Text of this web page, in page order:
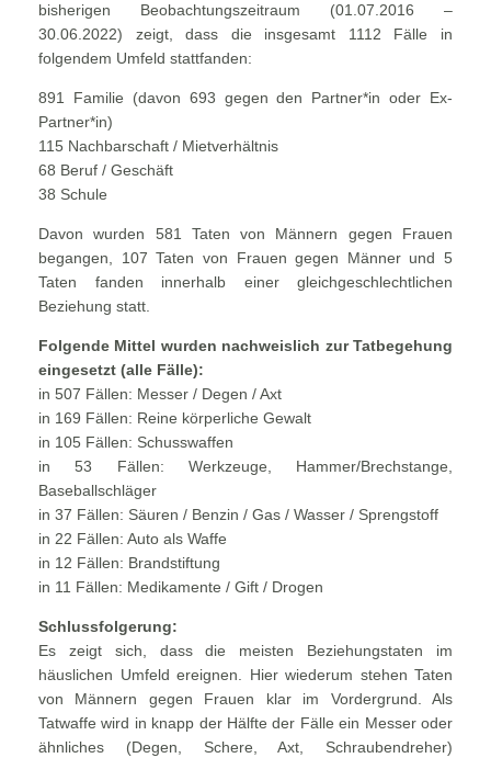
bisherigen Beobachtungszeitraum (01.07.2016 –
30.06.2022) zeigt, dass die insgesamt 1112 Fälle in
folgendem Umfeld stattfanden:
891 Familie (davon 693 gegen den Partner*in oder Ex-
Partner*in)
115 Nachbarschaft / Mietverhältnis
68 Beruf / Geschäft
38 Schule
Davon wurden 581 Taten von Männern gegen Frauen
begangen, 107 Taten von Frauen gegen Männer und 5
Taten fanden innerhalb einer gleichgeschlechtlichen
Beziehung statt.
Folgende Mittel wurden nachweislich zur Tatbegehung
eingesetzt (alle Fälle):
in 507 Fällen: Messer / Degen / Axt
in 169 Fällen: Reine körperliche Gewalt
in 105 Fällen: Schusswaffen
in 53 Fällen: Werkzeuge, Hammer/Brechstange,
Baseballschläger
in 37 Fällen: Säuren / Benzin / Gas / Wasser / Sprengstoff
in 22 Fällen: Auto als Waffe
in 12 Fällen: Brandstiftung
in 11 Fällen: Medikamente / Gift / Drogen
Schlussfolgerung:
Es zeigt sich, dass die meisten Beziehungstaten im
häuslichen Umfeld ereignen. Hier wiederum stehen Taten
von Männern gegen Frauen klar im Vordergrund. Als
Tatwaffe wird in knapp der Hälfte der Fälle ein Messer oder
ähnliches (Degen, Schere, Axt, Schraubendreher)